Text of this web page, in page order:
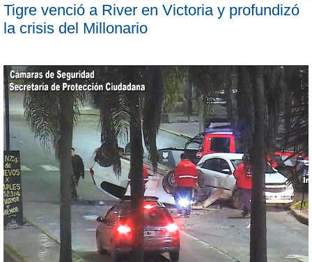
Tigre venció a River en Victoria y profundizó
la crisis del Millonario